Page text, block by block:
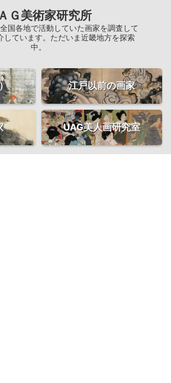
Ｇ美術家研究所
国各地で活動していた画家を調査して
しています。ただいま近畿地方を探索
中。
江戸以前の画家
UAG美人画研究室